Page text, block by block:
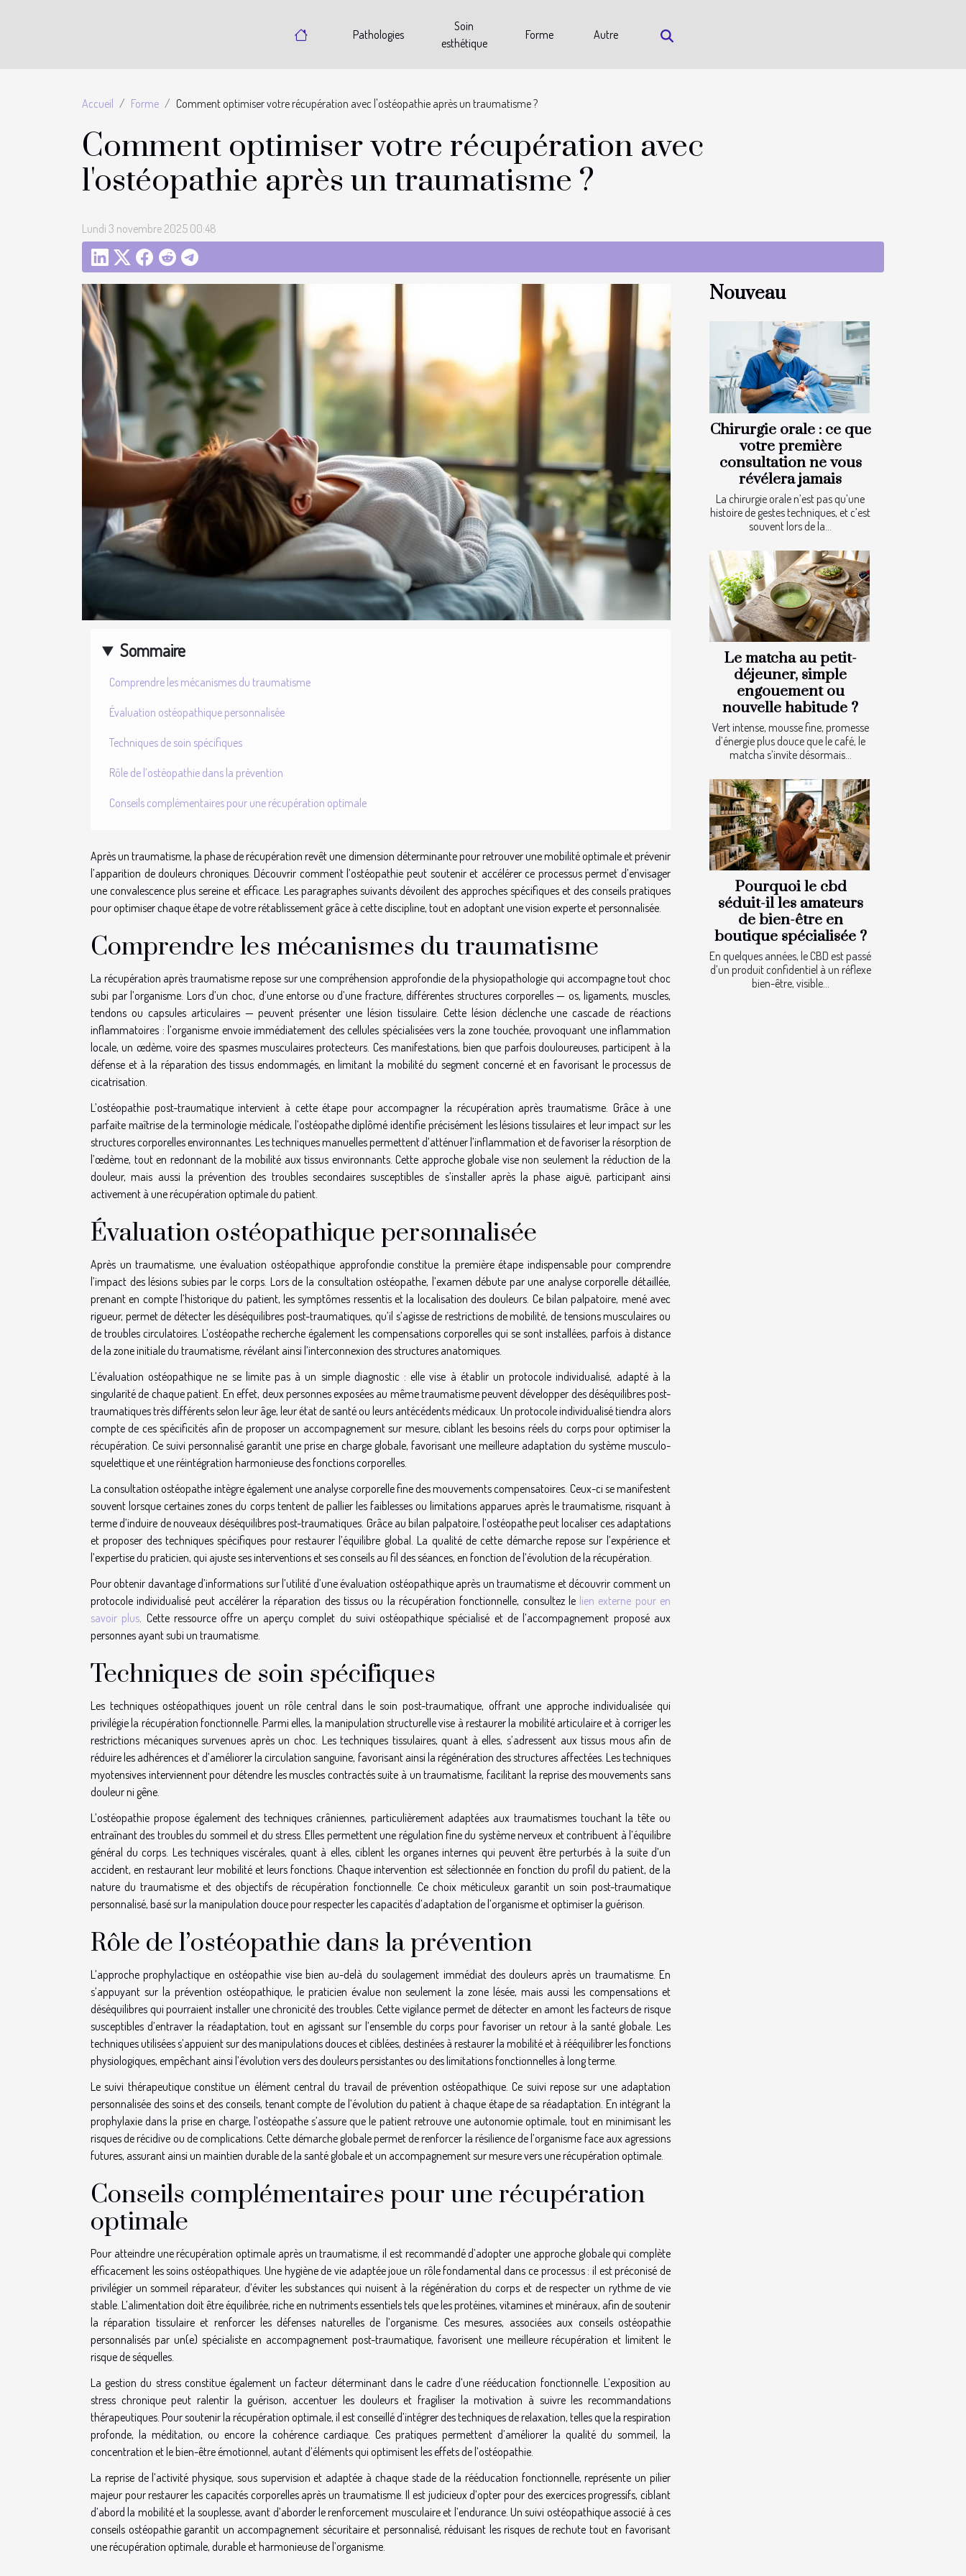
Pathologies
Soin
esthétique
Forme Autre
Accueil Forme Comment optimiser votre récupération avec l'ostéopathie après un traumatisme ?
Comment optimiser votre récupération avec
l'ostéopathie après un traumatisme ?
Lundi 3 novembre 2025 00:48
Sommaire
Comprendre les mécanismes du traumatisme
Évaluation ostéopathique personnalisée
Techniques de soin spécifiques
Rôle de l’ostéopathie dans la prévention
Conseils complémentaires pour une récupération optimale
Après un traumatisme, la phase de récupération revêt une dimension déterminante pour retrouver une mobilité optimale et prévenir
l’apparition de douleurs chroniques. Découvrir comment l’ostéopathie peut soutenir et accélérer ce processus permet d’envisager
une convalescence plus sereine et efficace. Les paragraphes suivants dévoilent des approches spécifiques et des conseils pratiques
pour optimiser chaque étape de votre rétablissement grâce à cette discipline, tout en adoptant une vision experte et personnalisée.
Comprendre les mécanismes du traumatisme
La récupération après traumatisme repose sur une compréhension approfondie de la physiopathologie qui accompagne tout choc
subi par l’organisme. Lors d’un choc, d’une entorse ou d’une fracture, différentes structures corporelles — os, ligaments, muscles,
tendons ou capsules articulaires — peuvent présenter une lésion tissulaire. Cette lésion déclenche une cascade de réactions
inflammatoires : l’organisme envoie immédiatement des cellules spécialisées vers la zone touchée, provoquant une inflammation
locale, un œdème, voire des spasmes musculaires protecteurs. Ces manifestations, bien que parfois douloureuses, participent à la
défense et à la réparation des tissus endommagés, en limitant la mobilité du segment concerné et en favorisant le processus de
cicatrisation.
L’ostéopathie post-traumatique intervient à cette étape pour accompagner la récupération après traumatisme. Grâce à une
parfaite maîtrise de la terminologie médicale, l’ostéopathe diplômé identifie précisément les lésions tissulaires et leur impact sur les
structures corporelles environnantes. Les techniques manuelles permettent d’atténuer l’inflammation et de favoriser la résorption de
l’œdème, tout en redonnant de la mobilité aux tissus environnants. Cette approche globale vise non seulement la réduction de la
douleur, mais aussi la prévention des troubles secondaires susceptibles de s’installer après la phase aiguë, participant ainsi
activement à une récupération optimale du patient.
Évaluation ostéopathique personnalisée
Après un traumatisme, une évaluation ostéopathique approfondie constitue la première étape indispensable pour comprendre
l’impact des lésions subies par le corps. Lors de la consultation ostéopathe, l’examen débute par une analyse corporelle détaillée,
prenant en compte l’historique du patient, les symptômes ressentis et la localisation des douleurs. Ce bilan palpatoire, mené avec
rigueur, permet de détecter les déséquilibres post-traumatiques, qu’il s’agisse de restrictions de mobilité, de tensions musculaires ou
de troubles circulatoires. L’ostéopathe recherche également les compensations corporelles qui se sont installées, parfois à distance
de la zone initiale du traumatisme, révélant ainsi l’interconnexion des structures anatomiques.
L’évaluation ostéopathique ne se limite pas à un simple diagnostic : elle vise à établir un protocole individualisé, adapté à la
singularité de chaque patient. En effet, deux personnes exposées au même traumatisme peuvent développer des déséquilibres post-
traumatiques très différents selon leur âge, leur état de santé ou leurs antécédents médicaux. Un protocole individualisé tiendra alors
compte de ces spécificités afin de proposer un accompagnement sur mesure, ciblant les besoins réels du corps pour optimiser la
récupération. Ce suivi personnalisé garantit une prise en charge globale, favorisant une meilleure adaptation du système musculo-
squelettique et une réintégration harmonieuse des fonctions corporelles.
La consultation ostéopathe intègre également une analyse corporelle fine des mouvements compensatoires. Ceux-ci se manifestent
souvent lorsque certaines zones du corps tentent de pallier les faiblesses ou limitations apparues après le traumatisme, risquant à
terme d’induire de nouveaux déséquilibres post-traumatiques. Grâce au bilan palpatoire, l’ostéopathe peut localiser ces adaptations
et proposer des techniques spécifiques pour restaurer l’équilibre global. La qualité de cette démarche repose sur l’expérience et
l’expertise du praticien, qui ajuste ses interventions et ses conseils au fil des séances, en fonction de l’évolution de la récupération.
Pour obtenir davantage d’informations sur l’utilité d’une évaluation ostéopathique après un traumatisme et découvrir comment un
protocole individualisé peut accélérer la réparation des tissus ou la récupération fonctionnelle, consultez le lien externe pour en
savoir plus. Cette ressource offre un aperçu complet du suivi ostéopathique spécialisé et de l’accompagnement proposé aux
personnes ayant subi un traumatisme.
Techniques de soin spécifiques
Les techniques ostéopathiques jouent un rôle central dans le soin post-traumatique, offrant une approche individualisée qui
privilégie la récupération fonctionnelle. Parmi elles, la manipulation structurelle vise à restaurer la mobilité articulaire et à corriger les
restrictions mécaniques survenues après un choc. Les techniques tissulaires, quant à elles, s’adressent aux tissus mous afin de
réduire les adhérences et d’améliorer la circulation sanguine, favorisant ainsi la régénération des structures affectées. Les techniques
myotensives interviennent pour détendre les muscles contractés suite à un traumatisme, facilitant la reprise des mouvements sans
douleur ni gêne.
L’ostéopathie propose également des techniques crâniennes, particulièrement adaptées aux traumatismes touchant la tête ou
entraînant des troubles du sommeil et du stress. Elles permettent une régulation fine du système nerveux et contribuent à l’équilibre
général du corps. Les techniques viscérales, quant à elles, ciblent les organes internes qui peuvent être perturbés à la suite d’un
accident, en restaurant leur mobilité et leurs fonctions. Chaque intervention est sélectionnée en fonction du profil du patient, de la
nature du traumatisme et des objectifs de récupération fonctionnelle. Ce choix méticuleux garantit un soin post-traumatique
personnalisé, basé sur la manipulation douce pour respecter les capacités d’adaptation de l’organisme et optimiser la guérison.
Rôle de l’ostéopathie dans la prévention
L’approche prophylactique en ostéopathie vise bien au-delà du soulagement immédiat des douleurs après un traumatisme. En
s’appuyant sur la prévention ostéopathique, le praticien évalue non seulement la zone lésée, mais aussi les compensations et
déséquilibres qui pourraient installer une chronicité des troubles. Cette vigilance permet de détecter en amont les facteurs de risque
susceptibles d’entraver la réadaptation, tout en agissant sur l’ensemble du corps pour favoriser un retour à la santé globale. Les
techniques utilisées s’appuient sur des manipulations douces et ciblées, destinées à restaurer la mobilité et à rééquilibrer les fonctions
physiologiques, empêchant ainsi l’évolution vers des douleurs persistantes ou des limitations fonctionnelles à long terme.
Le suivi thérapeutique constitue un élément central du travail de prévention ostéopathique. Ce suivi repose sur une adaptation
personnalisée des soins et des conseils, tenant compte de l’évolution du patient à chaque étape de sa réadaptation. En intégrant la
prophylaxie dans la prise en charge, l’ostéopathe s’assure que le patient retrouve une autonomie optimale, tout en minimisant les
risques de récidive ou de complications. Cette démarche globale permet de renforcer la résilience de l’organisme face aux agressions
futures, assurant ainsi un maintien durable de la santé globale et un accompagnement sur mesure vers une récupération optimale.
Conseils complémentaires pour une récupération
optimale
Pour atteindre une récupération optimale après un traumatisme, il est recommandé d’adopter une approche globale qui complète
efficacement les soins ostéopathiques. Une hygiène de vie adaptée joue un rôle fondamental dans ce processus : il est préconisé de
privilégier un sommeil réparateur, d’éviter les substances qui nuisent à la régénération du corps et de respecter un rythme de vie
stable. L’alimentation doit être équilibrée, riche en nutriments essentiels tels que les protéines, vitamines et minéraux, afin de soutenir
la réparation tissulaire et renforcer les défenses naturelles de l’organisme. Ces mesures, associées aux conseils ostéopathie
personnalisés par un(e) spécialiste en accompagnement post-traumatique, favorisent une meilleure récupération et limitent le
risque de séquelles.
La gestion du stress constitue également un facteur déterminant dans le cadre d’une rééducation fonctionnelle. L’exposition au
stress chronique peut ralentir la guérison, accentuer les douleurs et fragiliser la motivation à suivre les recommandations
thérapeutiques. Pour soutenir la récupération optimale, il est conseillé d’intégrer des techniques de relaxation, telles que la respiration
profonde, la méditation, ou encore la cohérence cardiaque. Ces pratiques permettent d’améliorer la qualité du sommeil, la
concentration et le bien-être émotionnel, autant d’éléments qui optimisent les effets de l’ostéopathie.
La reprise de l’activité physique, sous supervision et adaptée à chaque stade de la rééducation fonctionnelle, représente un pilier
majeur pour restaurer les capacités corporelles après un traumatisme. Il est judicieux d’opter pour des exercices progressifs, ciblant
d’abord la mobilité et la souplesse, avant d’aborder le renforcement musculaire et l’endurance. Un suivi ostéopathique associé à ces
conseils ostéopathie garantit un accompagnement sécuritaire et personnalisé, réduisant les risques de rechute tout en favorisant
une récupération optimale, durable et harmonieuse de l’organisme.
Nouveau
Chirurgie orale : ce que
votre première
consultation ne vous
révélera jamais
La chirurgie orale n’est pas qu’une
histoire de gestes techniques, et c’est
souvent lors de la...
Le matcha au petit-
déjeuner, simple
engouement ou
nouvelle habitude ?
Vert intense, mousse fine, promesse
d’énergie plus douce que le café, le
matcha s’invite désormais...
Pourquoi le cbd
séduit-il les amateurs
de bien-être en
boutique spécialisée ?
En quelques années, le CBD est passé
d’un produit confidentiel à un réflexe
bien-être, visible...